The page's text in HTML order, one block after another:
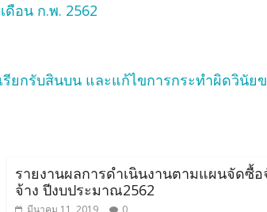
อน ก.พ. 2562
รียกรับสินบน และแก้ไขการกระทำผิดวินั
รายงานผลการดำเนินงานตามแผนจัดซื้อ
จ้าง ปีงบประมาณ2562
มีนาคม 11, 2019 0